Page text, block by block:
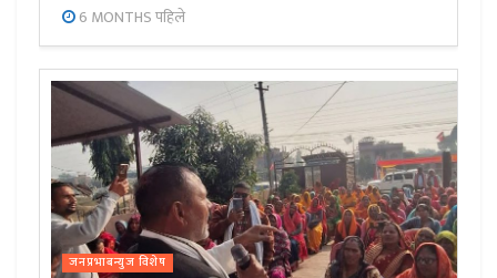
6 MONTHS पहिले
जनप्रभाबन्युज विशेष